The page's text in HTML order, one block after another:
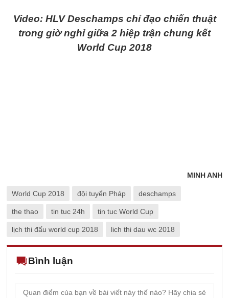
Video: HLV Deschamps chỉ đạo chiến thuật
trong giờ nghỉ giữa 2 hiệp trận chung kết
World Cup 2018
MINH ANH
World Cup 2018 đội tuyển Pháp deschamps
the thao tin tuc 24h tin tuc World Cup
lịch thi đấu world cup 2018 lich thi dau wc 2018
Bình luận